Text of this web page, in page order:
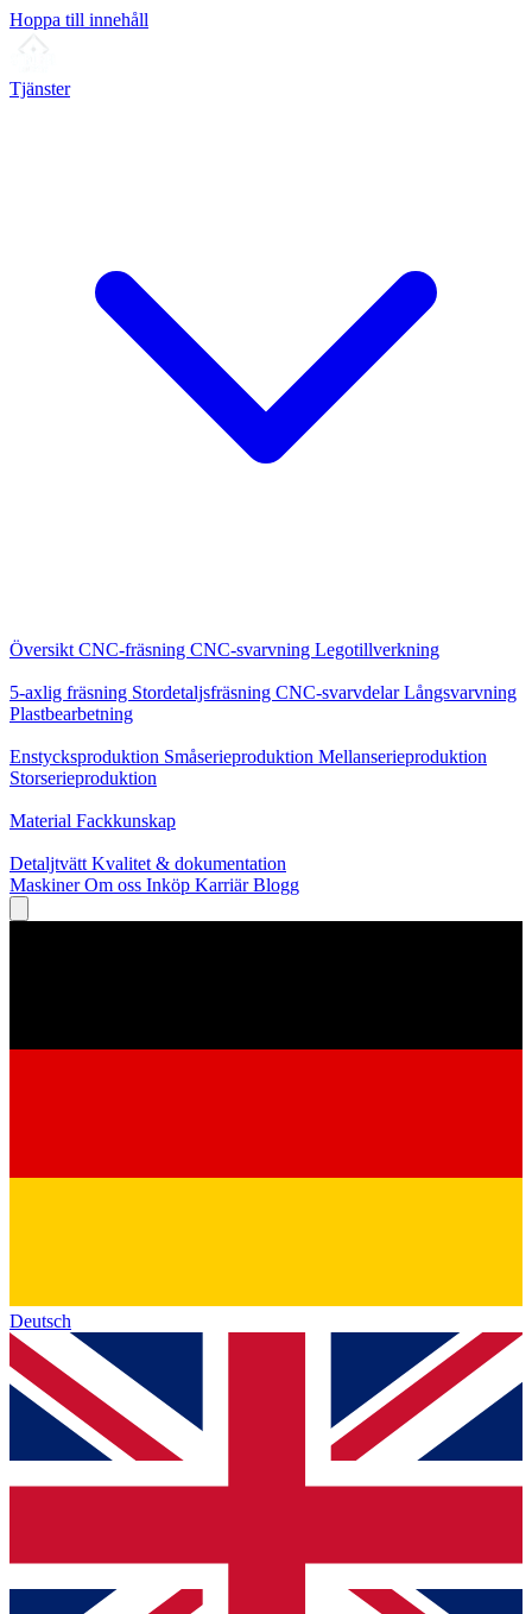
Hoppa till innehåll
Tjänster
Översikt CNC-fräsning CNC-svarvning Legotillverkning
5-axlig fräsning Stordetaljsfräsning CNC-svarvdelarLångsvarvning
Plastbearbetning
Enstycksproduktion Småserieproduktion Mellanserieproduktion
Storserieproduktion
Material Fackkunskap
Detaljtvätt Kvalitet & dokumentation
MaskinerOm oss Inköp KarriärBlogg
Deutsch